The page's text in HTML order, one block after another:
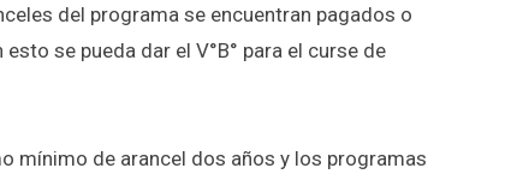
del programa se encuentran pagados o
se pueda dar el V°B° para el curse de
mínimo de arancel dos años y los programas